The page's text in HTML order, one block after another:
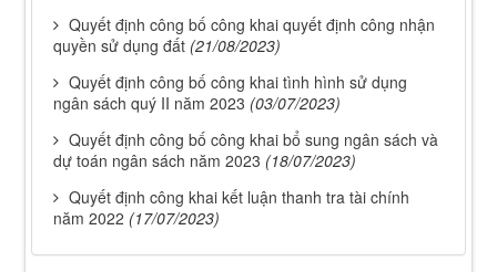
Quyết định công bố công khai quyết định công nhận
quyền sử dụng đất (21/08/2023)
Quyết định công bố công khai tình hình sử dụng
ngân sách quý II năm 2023 (03/07/2023)
Quyết định công bố công khai bổ sung ngân sách và
dự toán ngân sách năm 2023 (18/07/2023)
Quyết định công khai kết luận thanh tra tài chính
năm 2022 (17/07/2023)